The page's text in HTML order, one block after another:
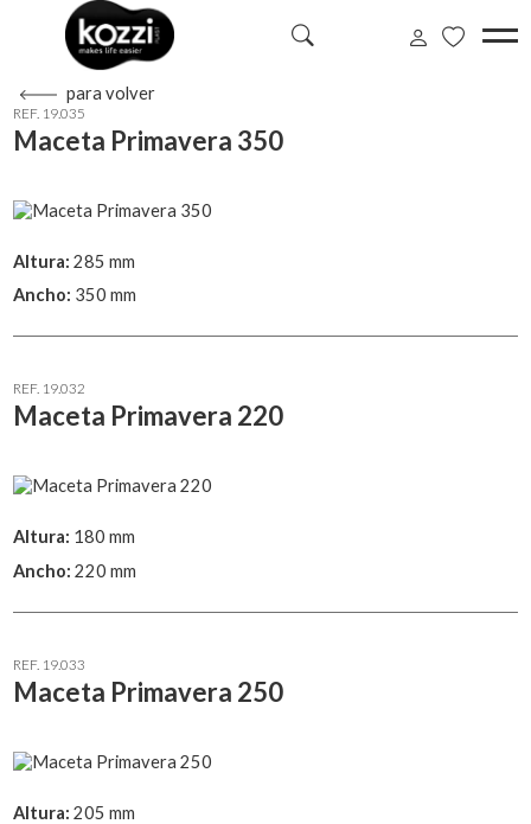
para volver
REF. 19.035
Maceta Primavera 350
Altura: 285 mm
Ancho: 350 mm
REF. 19.032
Maceta Primavera 220
Altura: 180 mm
Ancho: 220 mm
REF. 19.033
Maceta Primavera 250
Altura: 205 mm